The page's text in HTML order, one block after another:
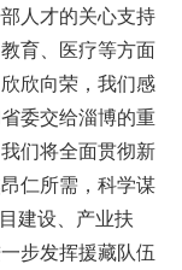
人才的关心支持
育、医疗等方面
欣向荣，我们感
委交给淄博的重
们将全面贯彻新
仁所需，科学谋
建设、产业扶
步发挥援藏队伍